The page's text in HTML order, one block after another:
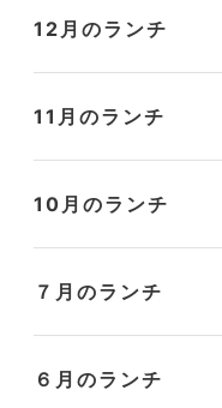
12月のランチ
11月のランチ
10月のランチ
７月のランチ
６月のランチ